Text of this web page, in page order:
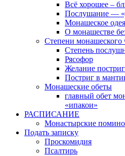
Всё хорошее –
Послушание —
Монашеское
О монашестве
Степени монашеского
Степень
Рясофор
Желание
Постриг в
Монашеские обеты
главный обет
«ипакои»
РАСПИСАНИЕ
Монастырские
Подать записку
Проскомидия
Псалтирь